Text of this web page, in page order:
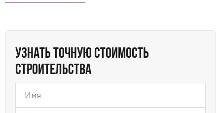
семьи найдет свое место. Уникальный проект,
функциональность, идеально подходящий для тех,
УЗНАТЬ ТОЧНУЮ СТОИМОСТЬ
СТРОИТЕЛЬСТВА